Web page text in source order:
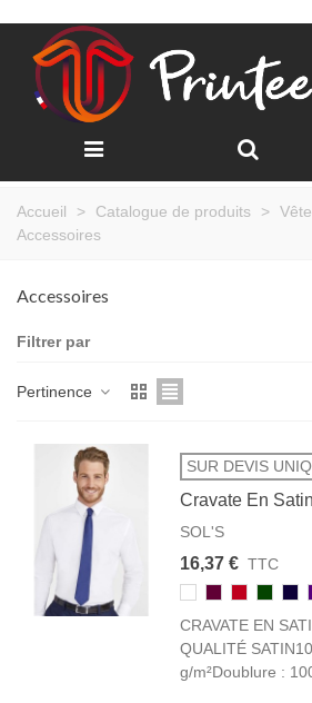
Accueil > Catalogue de produits >
Accessoires
Accessoires
Filtrer par
Pertinence
SUR DEVIS
Cravate En
SOL'S
16,37 € TTC
CRAVATE EN
QUALITÉ
g/m²Doublure :